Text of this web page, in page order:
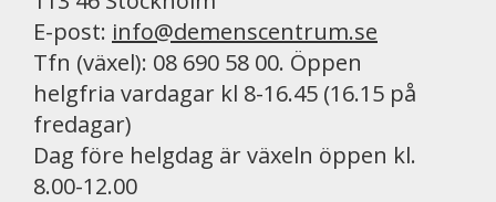
E-post: info@demenscentrum.se
Tfn (växel): 08 690 58 00. Öppen
helgfria vardagar kl 8-16.45 (16.15 på
fredagar)
Dag före helgdag är växeln öppen kl.
8.00-12.00